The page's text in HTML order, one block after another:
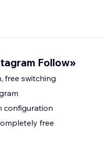
Follow»
free switching
configuration
free